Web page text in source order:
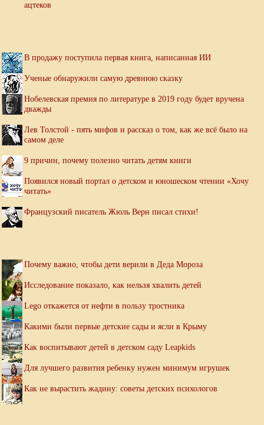
ацтеков
В продажу поступила первая книга, написанная ИИ
Ученые обнаружили самую древнюю сказку
Нобелевская премия по литературе в 2019 году будет вручена
дважды
Лев Толстой - пять мифов и рассказ о том, как же всё было на
самом деле
9 причин, почему полезно читать детям книги
Появился новый портал о детском и юношеском чтении «Хочу
читать»
Французский писатель Жюль Верн писал стихи!
Почему важно, чтобы дети верили в Деда Мороза
Исследование показало, как нельзя хвалить детей
Lego откажется от нефти в пользу тростника
Какими были первые детские сады и ясли в Крыму
Как воспитывают детей в детском саду Leapkids
Для лучшего развития ребенку нужен минимум игрушек
Как не вырастить жадину: советы детских психологов